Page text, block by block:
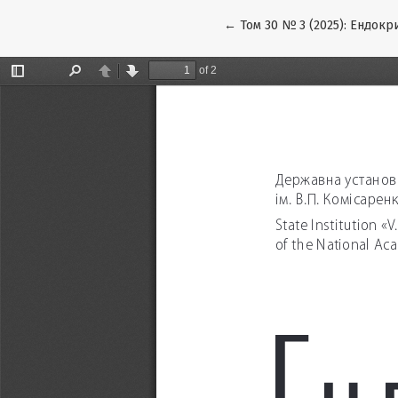
← Повернутися до
Том 30 № 3 (2025):